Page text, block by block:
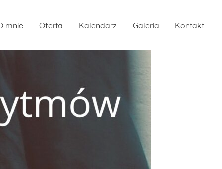
mnie Oferta Kalendarz Galeria Kontakt